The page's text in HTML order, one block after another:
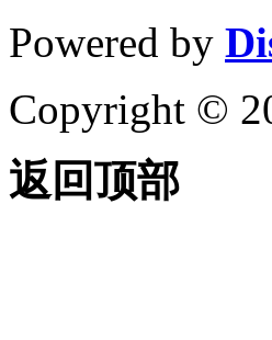
Powered by
Copyright ©
返回顶部